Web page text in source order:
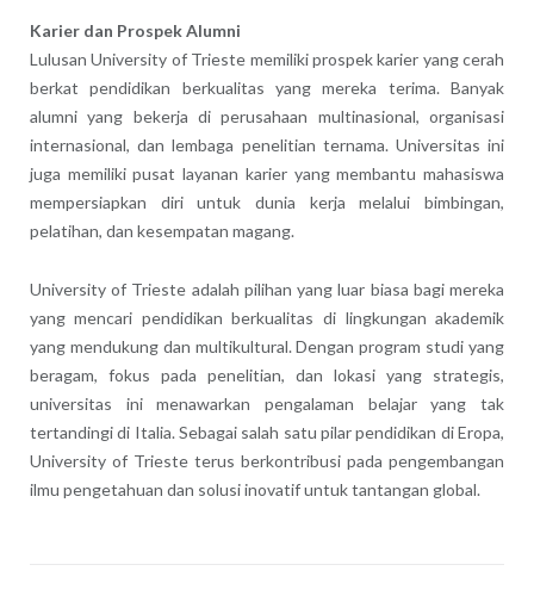
Karier dan Prospek Alumni
Lulusan University of Trieste memiliki prospek karier yang cerah
berkat pendidikan berkualitas yang mereka terima. Banyak
alumni yang bekerja di perusahaan multinasional, organisasi
internasional, dan lembaga penelitian ternama. Universitas ini
juga memiliki pusat layanan karier yang membantu mahasiswa
mempersiapkan diri untuk dunia kerja melalui bimbingan,
pelatihan, dan kesempatan magang.
University of Trieste adalah pilihan yang luar biasa bagi mereka
yang mencari pendidikan berkualitas di lingkungan akademik
yang mendukung dan multikultural. Dengan program studi yang
beragam, fokus pada penelitian, dan lokasi yang strategis,
universitas ini menawarkan pengalaman belajar yang tak
tertandingi di Italia. Sebagai salah satu pilar pendidikan di Eropa,
University of Trieste terus berkontribusi pada pengembangan
ilmu pengetahuan dan solusi inovatif untuk tantangan global.